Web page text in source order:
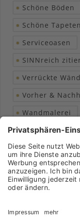
Schöne Böden
Schöne
Serviceoasen
SINNreich
Verrückte
Vorher &
Wandmalerei
Markenpartner